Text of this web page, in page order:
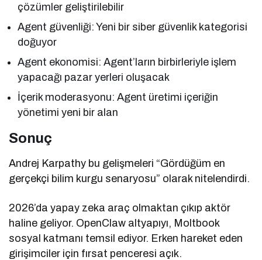
çözümler geliştirilebilir
Agent güvenliği: Yeni bir siber güvenlik kategorisi
doğuyor
Agent ekonomisi: Agent’ların birbirleriyle işlem
yapacağı pazar yerleri oluşacak
İçerik moderasyonu: Agent üretimi içeriğin
yönetimi yeni bir alan
Sonuç
Andrej Karpathy bu gelişmeleri “Gördüğüm en
gerçekçi bilim kurgu senaryosu” olarak nitelendirdi.
2026’da yapay zeka araç olmaktan çıkıp aktör
haline geliyor. OpenClaw altyapıyı, Moltbook
sosyal katmanı temsil ediyor. Erken hareket eden
girişimciler için fırsat penceresi açık.